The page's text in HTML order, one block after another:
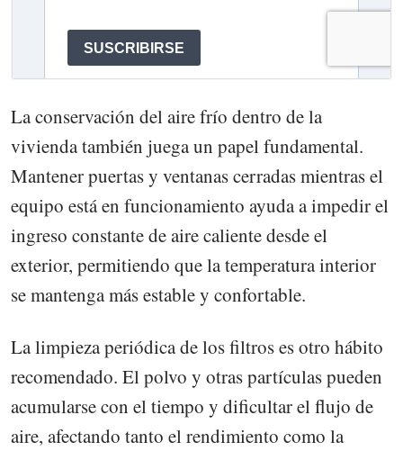
La conservación del aire frío dentro de la
vivienda también juega un papel fundamental.
Mantener puertas y ventanas cerradas mientras el
equipo está en funcionamiento ayuda a impedir el
ingreso constante de aire caliente desde el
exterior, permitiendo que la temperatura interior
se mantenga más estable y confortable.
La limpieza periódica de los filtros es otro hábito
recomendado. El polvo y otras partículas pueden
acumularse con el tiempo y dificultar el flujo de
aire, afectando tanto el rendimiento como la